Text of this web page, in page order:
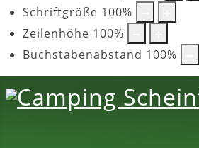
Schriftgröße 100%
Zeilenhöhe 100%
Buchstabenabstand 100%